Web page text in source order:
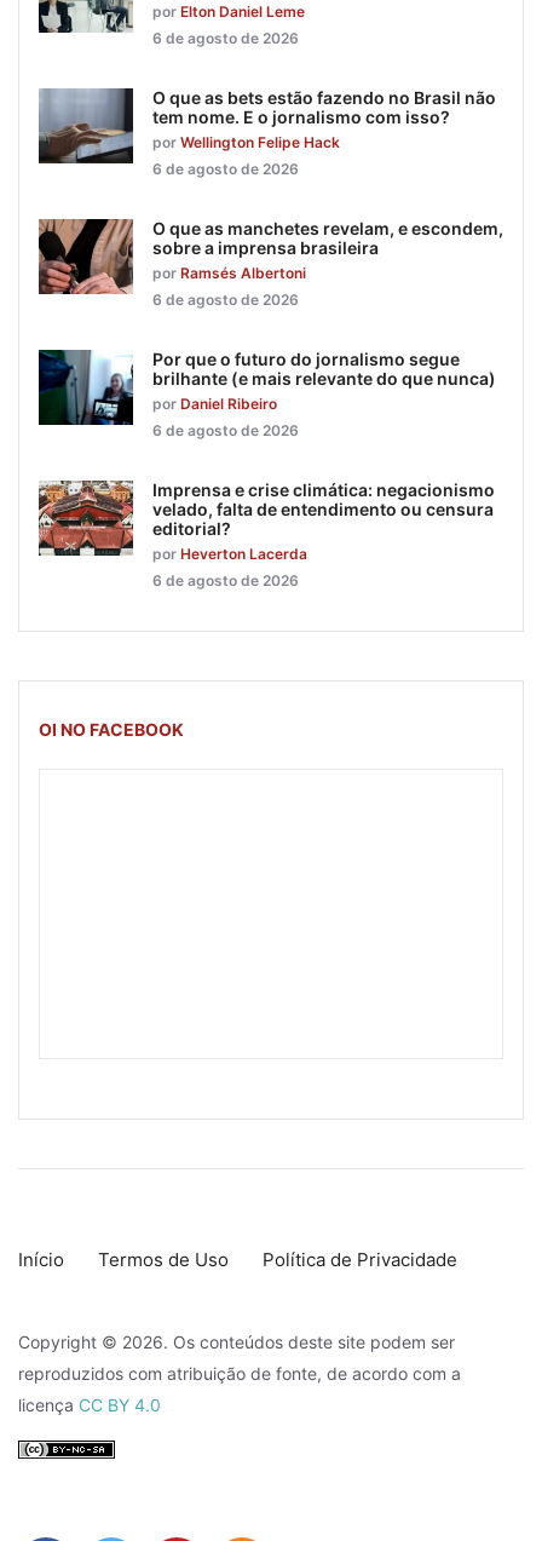
por Elton Daniel Leme
6 de agosto de 2026
O que as bets estão fazendo no Brasil não
tem nome. E o jornalismo com isso?
por Wellington Felipe Hack
6 de agosto de 2026
O que as manchetes revelam, e escondem,
sobre a imprensa brasileira
por Ramsés Albertoni
6 de agosto de 2026
Por que o futuro do jornalismo segue
brilhante (e mais relevante do que nunca)
por Daniel Ribeiro
6 de agosto de 2026
Imprensa e crise climática: negacionismo
velado, falta de entendimento ou censura
editorial?
por Heverton Lacerda
6 de agosto de 2026
OI NO FACEBOOK
Início Termos de Uso Política de Privacidade
Copyright © 2026. Os conteúdos deste site podem ser
reproduzidos com atribuição de fonte, de acordo com a
licença CC BY 4.0